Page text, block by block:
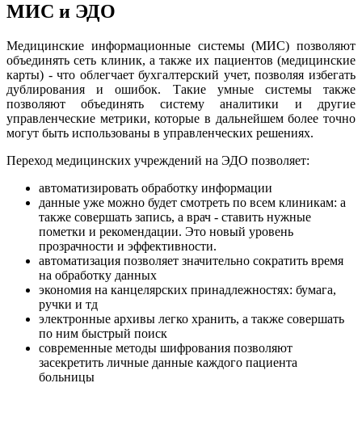
МИС и ЭДО
Медицинские информационные системы (МИС) позволяют
объединять сеть клиник, а также их пациентов (медицинские
карты) - что облегчает бухгалтерский учет, позволяя избегать
дублирования и ошибок. Такие умные системы также
позволяют объединять систему аналитики и другие
управленческие метрики, которые в дальнейшем более точно
могут быть использованы в управленческих решениях.
Переход медицинских учреждений на ЭДО позволяет:
автоматизировать обработку информации
данные уже можно будет смотреть по всем клиникам: а
также совершать запись, а врач - ставить нужные
пометки и рекомендации. Это новый уровень
прозрачности и эффективности.
автоматизация позволяет значительно сократить время
на обработку данных
экономия на канцелярских принадлежностях: бумага,
ручки и тд
электронные архивы легко хранить, а также совершать
по ним быстрый поиск
современные методы шифрования позволяют
засекретить личные данные каждого пациента
больницы